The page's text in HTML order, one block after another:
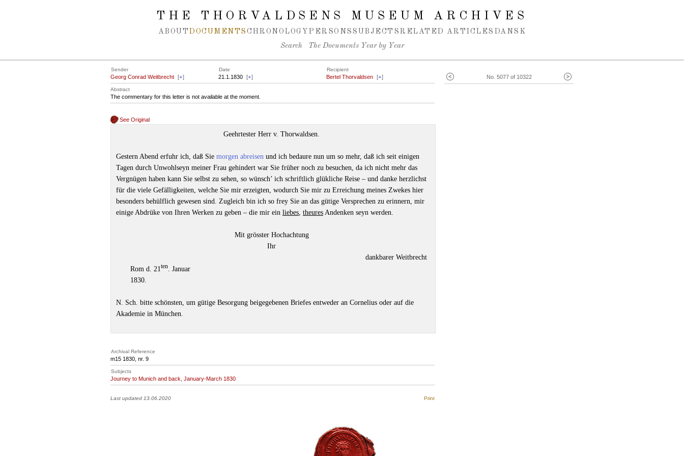
THE THORVALDSENS MUSEUM ARCHIVES
ABOUT DOCUMENTS CHRONOLOGY PERSONS SUBJECTS RELATED ARTICLES DANSK
Search The Documents Year by Year
No. 5077 of 10322
Sender Date Recipient
Georg Conrad Weitbrecht [+] 21.1.1830 [+] Bertel Thorvaldsen [+]
Abstract
The commentary for this letter is not available at the moment.
See Original
Geehrtester Herr v. Thorwaldsen.
Gestern Abend erfuhr ich, daß Sie morgen abreisen und ich bedaure nun um so mehr, daß ich seit einigen
Tagen durch Unwohlseyn meiner Frau gehindert war Sie früher noch zu besuchen, da ich nicht mehr das
Vergnügen haben kann Sie selbst zu sehen, so wünsch’ ich schriftlich glükliche Reise – und danke herzlichst
für die viele Gefälligkeiten, welche Sie mir erzeigten, wodurch Sie mir zu Erreichung meines Zwekes hier
besonders behülflich gewesen sind. Zugleich bin ich so frey Sie an das gütige Versprechen zu erinnern, mir
einige Abdrüke von Ihren Werken zu geben – die mir ein liebes, theures Andenken seyn werden.
Mit grösster Hochachtung
Ihr
dankbarer Weitbrecht
Rom d. 21ten . Januar
1830.
N. Sch. bitte schönsten, um gütige Besorgung beigegebenen Briefes entweder an Cornelius oder auf die
Akademie in München.
Archival Reference
m15 1830, nr. 9
Subjects
Journey to Munich and back, January-March 1830
Last updated 13.06.2020 Print